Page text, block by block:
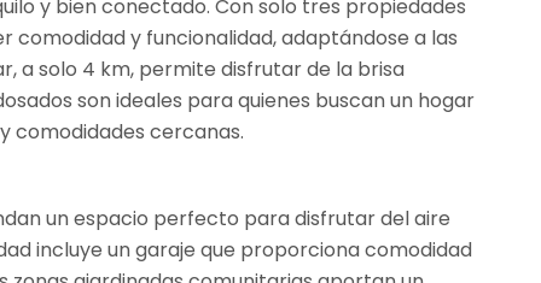
y bien conectado. Con solo tres propiedades
comodidad y funcionalidad, adaptándose a las
a solo 4 km, permite disfrutar de la brisa
son ideales para quienes buscan un hogar
comodidades cercanas.
un espacio perfecto para disfrutar del aire
incluye un garaje que proporciona comodidad